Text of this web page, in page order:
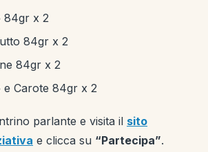
84gr x 2
84gr x 2
84gr x 2
e Carote 84gr x 2
parlante e visita il sito
e clicca su “Partecipa”.